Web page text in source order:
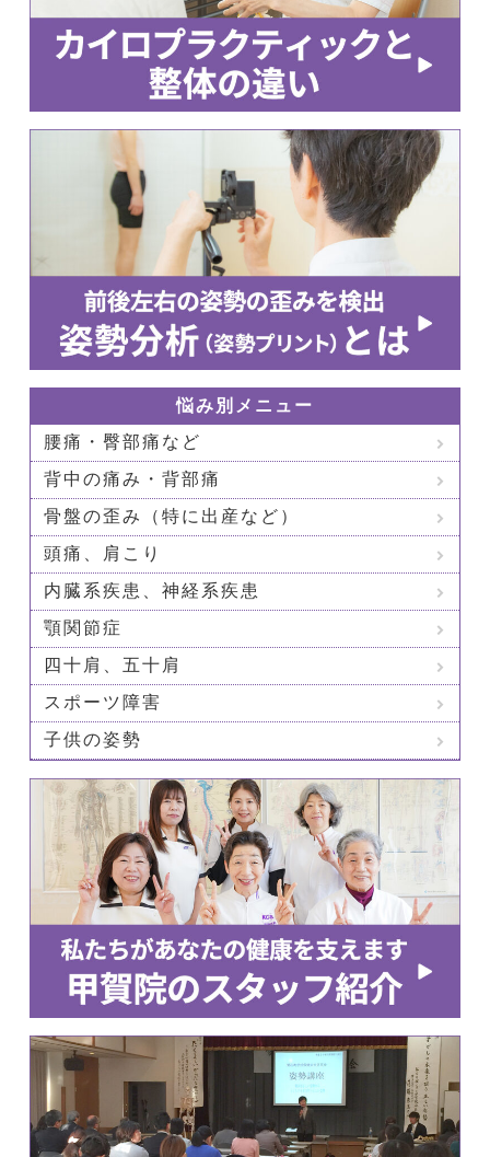
悩み別メニュー
腰痛・臀部痛など
背中の痛み・背部痛
骨盤の歪み（特に出産など）
頭痛、肩こり
内臓系疾患、神経系疾患
顎関節症
四十肩、五十肩
スポーツ障害
子供の姿勢